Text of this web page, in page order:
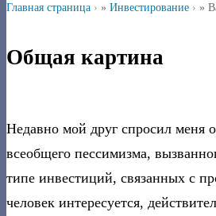
Главная страница » Инвестирование »
Общая картина
Недавно мой друг спросил меня
всеобщего пессимизма,
типе инвестиций, связанных с
человек интересуется,